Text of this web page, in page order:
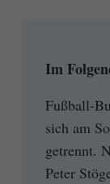
Im
Fußball-
sich am
getrennt.
Peter